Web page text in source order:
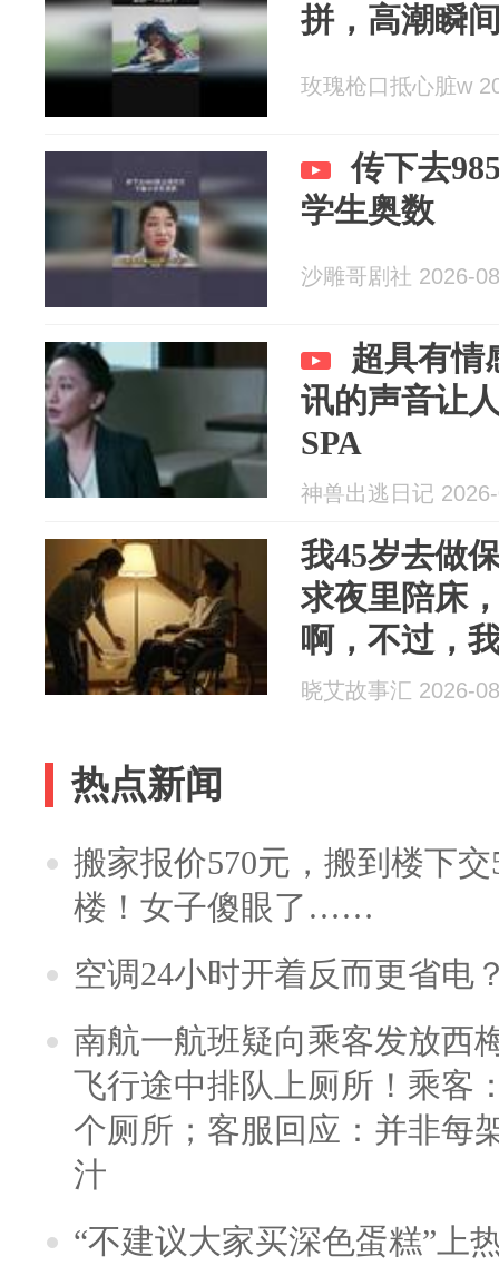
拼，高潮瞬
玫瑰枪口抵心脏w
传下去
学生奥数
沙雕哥剧社 2026-
超具有情
讯的声音让
SPA
神兽出逃日记
我45岁去做
求夜里陪床
啊，不过，
您得先答应
晓艾故事汇 2026-
热点新闻
搬家报价570元，搬到楼下
楼！女子傻眼了……
空调24小时开着反而更省电
南航一航班疑向乘客发放西
飞行途中排队上厕所！乘客
个厕所；客服回应：并非每
汁
“不建议大家买深色蛋糕”上